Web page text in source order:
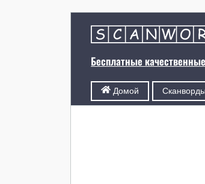
Бесплатные
Домой Сканворды